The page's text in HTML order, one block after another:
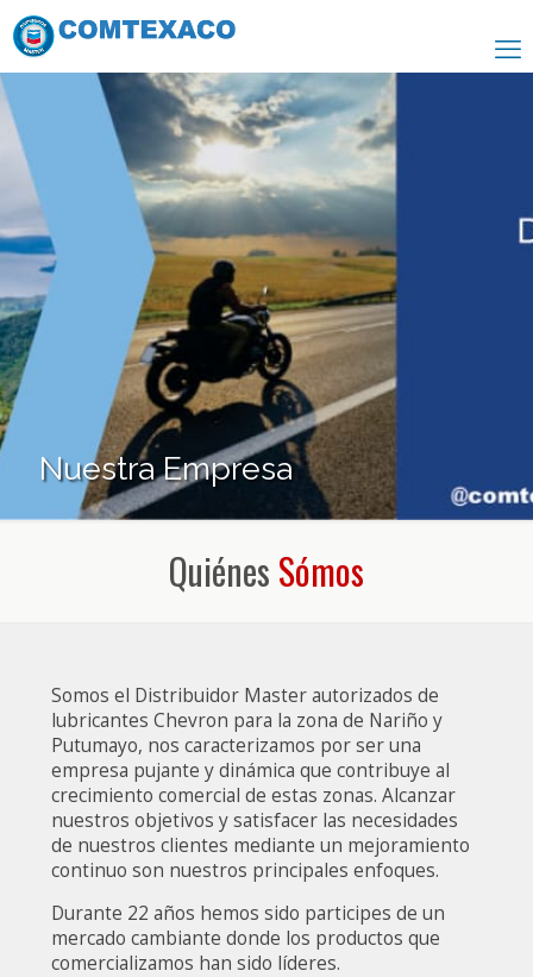
Nuestra Empresa
Quiénes Sómos
Somos el Distribuidor Master autorizados de
lubricantes Chevron para la zona de Nariño y
Putumayo, nos caracterizamos por ser una
empresa pujante y dinámica que contribuye al
crecimiento comercial de estas zonas. Alcanzar
nuestros objetivos y satisfacer las necesidades
de nuestros clientes mediante un mejoramiento
continuo son nuestros principales enfoques.
Durante 22 años hemos sido participes de un
mercado cambiante donde los productos que
comercializamos han sido líderes.